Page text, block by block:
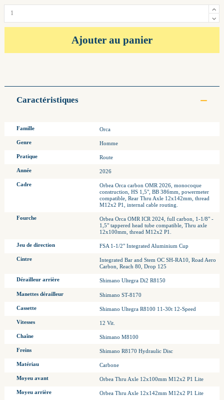
Ajouter au panier
Caractéristiques
Famille Orca
Genre Homme
Pratique Route
Année 2026
Cadre
Orbea Orca carbon OMR 2026, monocoque
construction, HS 1,5", BB 386mm, powermeter
compatible, Rear Thru Axle 12x142mm, thread
M12x2 P1, internal cable routing.
Fourche
Orbea Orca OMR ICR 2024, full carbon, 1-1/8" -
1,5" tappered head tube compatible, Thru axle
12x100mm, thread M12x2 P1.
Jeu de direction FSA 1-1/2" Integrated Aluminium Cup
Cintre
Integrated Bar and Stem OC SH-RA10, Road Aero
Carbon, Reach 80, Drop 125
Dérailleur arrière Shimano Ultegra Di2 R8150
Manettes dérailleur Shimano ST-8170
Cassette Shimano Ultegra R8100 11-30t 12-Speed
Vitesses 12 Vit.
Chaîne Shimano M8100
Freins Shimano R8170 Hydraulic Disc
Matériau Carbone
Moyeu avant Orbea Thru Axle 12x100mm M12x2 P1 Lite
Moyeu arrière Orbea Thru Axle 12x142mm M12x2 P1 Lite